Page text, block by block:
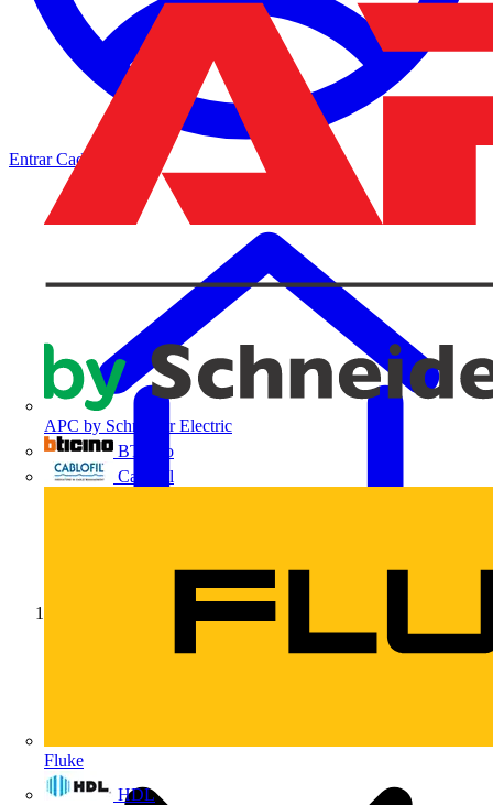
APC by Schneider Electric
BTicino
Cablofil
Fluke
HDL
EntrarCadastrar